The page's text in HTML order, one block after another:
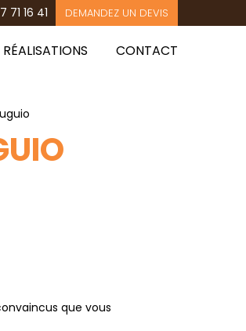
71 16 41 DEMANDEZ UN DEVIS
CONTACT
que vous